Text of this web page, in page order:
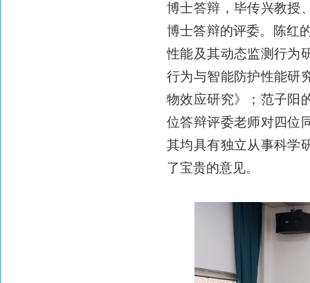
博士答辩，毕传兴教授
博士答辩的评委。陈红
性能及其动态监测行为
行为与智能防护性能研
物效应研究》；范子阳
位答辩评委老师对四位
其均具有独立从事科学
了宝贵的意见。